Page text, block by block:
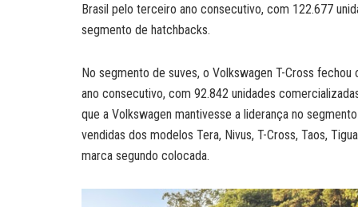
Brasil pelo terceiro ano consecutivo, com 122.677
segmento de hatchbacks.
No segmento de suves, o Volkswagen T-Cross
ano consecutivo, com 92.842 unidades
que a Volkswagen mantivesse a liderança no
vendidas dos modelos Tera, Nivus, T-Cross, Taos,
marca segundo colocada.